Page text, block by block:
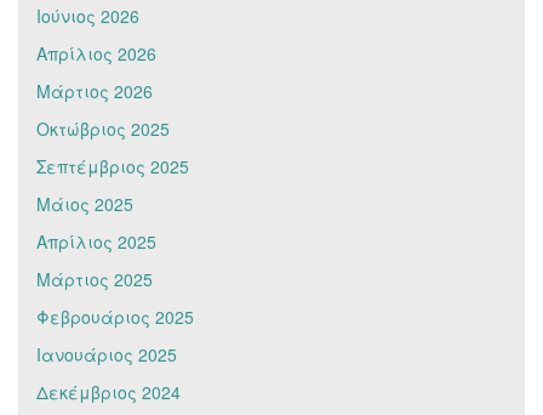
Ιούνιος 2026
Απρίλιος 2026
Μάρτιος 2026
Οκτώβριος 2025
Σεπτέμβριος 2025
Μάιος 2025
Απρίλιος 2025
Μάρτιος 2025
Φεβρουάριος 2025
Ιανουάριος 2025
Δεκέμβριος 2024